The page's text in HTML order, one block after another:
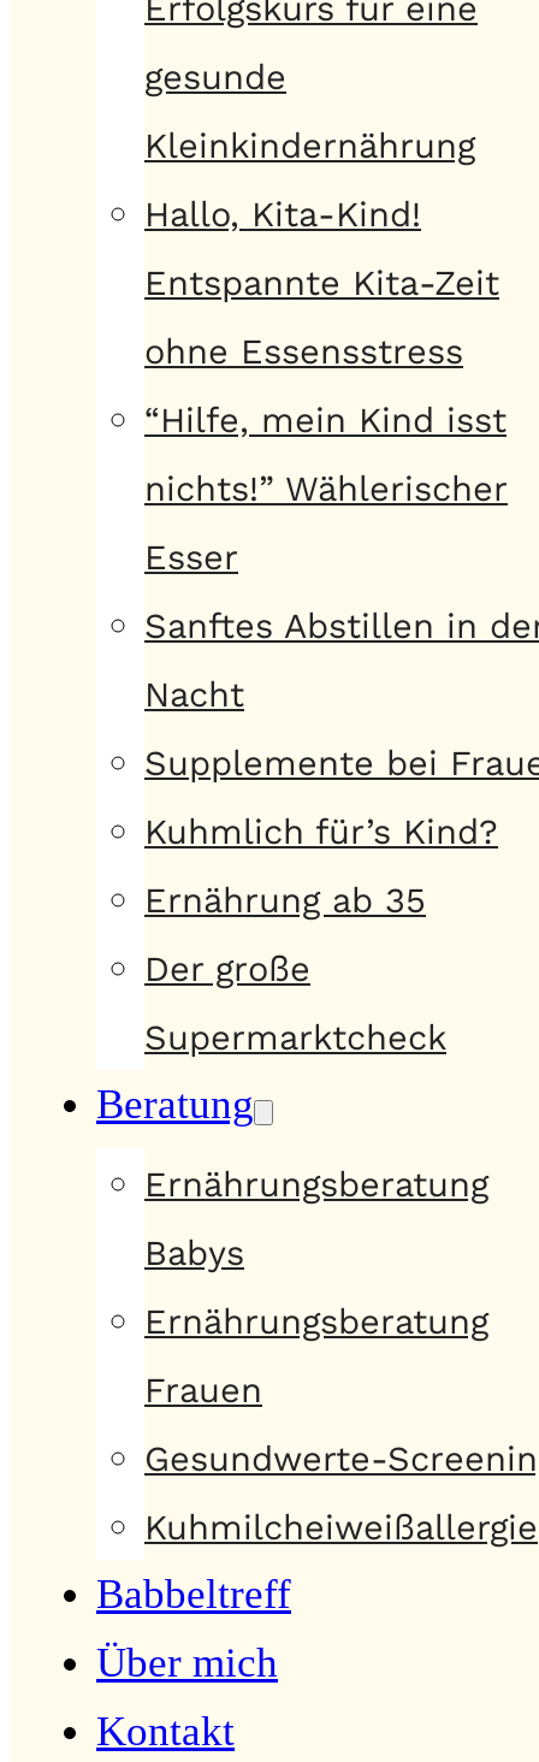
Erfolgskurs für eine
gesunde
Kleinkindernährung
Hallo, Kita-Kind!
Entspannte Kita-Zeit
ohne Essensstress
“Hilfe, mein Kind isst
nichts!” Wählerischer
Esser
Sanftes Abstillen in
Nacht
Supplemente bei
Kuhmlich für’s Kind?
Ernährung ab 35
Der große
Supermarktcheck
Beratung
Ernährungsberatung
Babys
Ernährungsberatung
Frauen
Gesundwerte-
Kuhmilcheiweißallergie
Babbeltreff
Über mich
Kontakt